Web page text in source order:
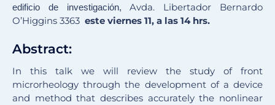
edificio de investigación,Avda. Libertador Bernardo
O’Higgins 3363 este viernes 11, a las 14 hrs.
Abstract:
In this talk we will review the study of front
microrheology through the development of a device
and method that describes accurately the nonlinear